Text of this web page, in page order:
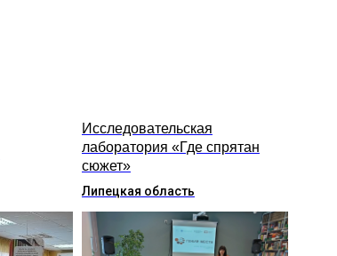
Исследовательская
лаборатория «Где спрятан
сюжет»
Липецкая область